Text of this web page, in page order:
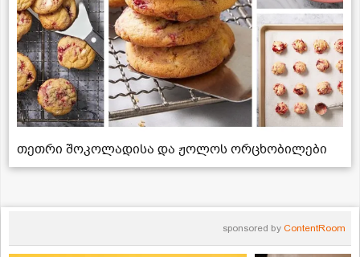
თეთრი შოკოლადისა და ჟოლოს ორცხობილები
sponsored by ContentRoom